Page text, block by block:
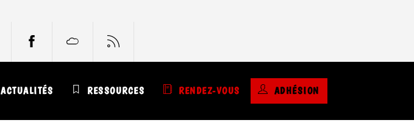
ACTUALITÉS RESSOURCES RENDEZ-VOUS ADHÉSION